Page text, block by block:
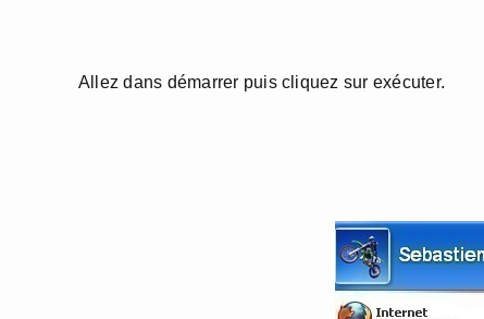
Allez dans démarrer puis cliquez sur exécuter.